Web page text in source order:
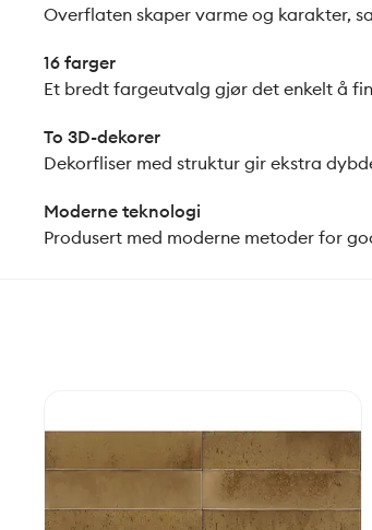
Overflaten skaper varme og karakter,
16 farger
Et bredt fargeutvalg gjør det enkelt å
To 3D-dekorer
Dekorfliser med struktur gir ekstra
Moderne teknologi
Produsert med moderne metoder for